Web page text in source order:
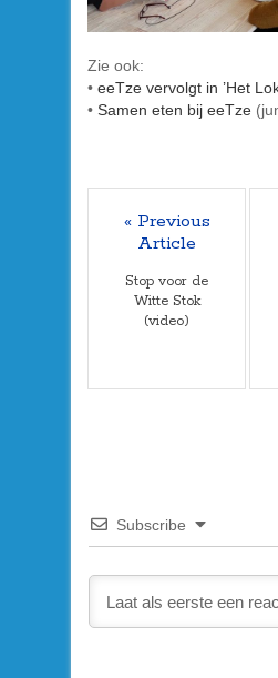
Zie ook:
• eeTze vervolgt in ’Het
• Samen eten bij eeTze
« Previous
Article
Stop voor de
Witte Stok
(video)
Subscribe